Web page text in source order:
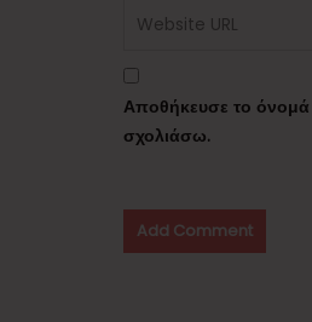
Αποθήκευσε το
σχολιάσω.